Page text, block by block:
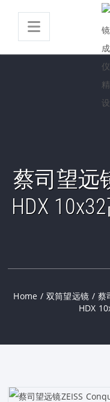
蔡司望远
HDX
Home / 双筒望远镜 / 蔡
HDX